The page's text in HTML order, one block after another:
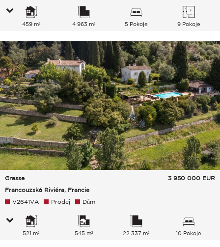
459 m² 4 963 m² 5 Pokoje 9 Pokoje
Grasse
Francouzská Riviéra, Francie
3 950 000 EUR
V2641VA Prodej Dům
521 m² 545 m² 22 337 m² 10 Pokoje